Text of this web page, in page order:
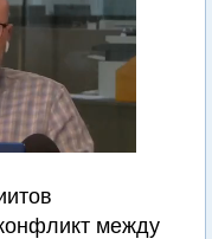
между